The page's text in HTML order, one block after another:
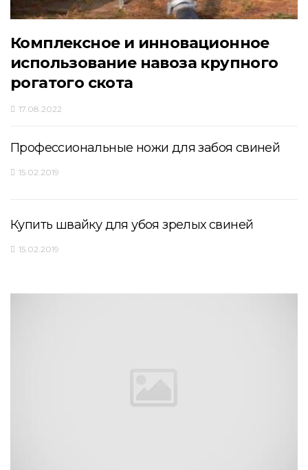
Комплексное и инновационное
использование навоза крупного
рогатого скота
17.08.2022
Профессиональные ножи для забоя свиней
15.02.2019
Купить швайку для убоя зрелых свиней
15.02.2019